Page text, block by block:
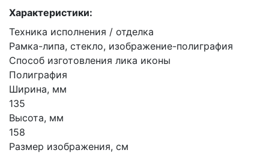
Характеристики:
Техника исполнения / отделка
Рамка-липа, стекло, изображение-полиграфия
Способ изготовления лика иконы
Полиграфия
Ширина, мм
135
Высота, мм
158
Размер изображения, см